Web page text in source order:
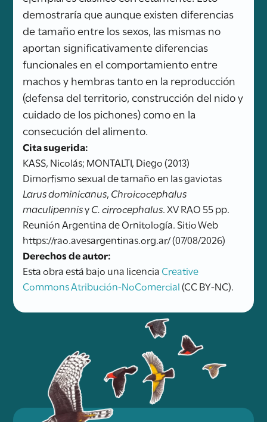
demostraría que aunque existen diferencias
de tamaño entre los sexos, las mismas no
aportan significativamente diferencias
funcionales en el comportamiento entre
machos y hembras tanto en la reproducción
(defensa del territorio, construcción del nido y
cuidado de los pichones) como en la
consecución del alimento.
Cita sugerida:
KASS, Nicolás; MONTALTI, Diego (2013)
Dimorfismo sexual de tamaño en las gaviotas
Larus dominicanus Chroicocephalus
maculipennisyC. cirrocephalus . XV RAO 55 pp.
Reunión Argentina de Ornitología. Sitio Web
https://rao.avesargentinas.org.ar/ (07/08/2026)
Derechos de autor:
Esta obra está bajo una licencia Creative
Commons Atribución-NoComercial(CC BY-NC).